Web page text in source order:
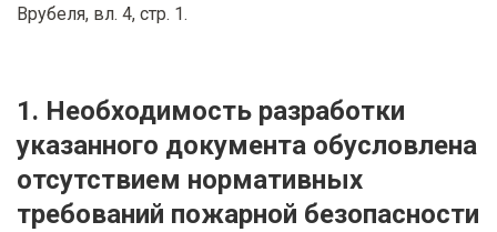
Врубеля, вл. 4, стр. 1.
1. Необходимость разработки
указанного документа обусловлена
отсутствием нормативных
требований пожарной безопасности